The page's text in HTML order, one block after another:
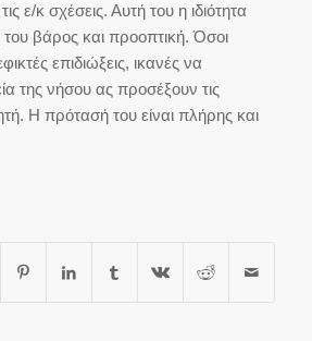
ε/κ σχέσεις. Αυτή του η ιδιότητα
του βάρος και προοπτική. Όσοι
επιδιώξεις, ικανές να
της νήσου ας προσέξουν τις
Η πρότασή του είναι πλήρης και